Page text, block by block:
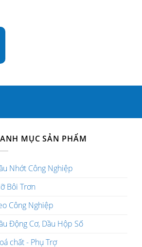
MỤC SẢN PHẨM
Nhớt Công Nghiệp
Bôi Trơn
Công Nghiệp
Động Cơ, Dầu Hộp Số
chất - Phụ Trợ